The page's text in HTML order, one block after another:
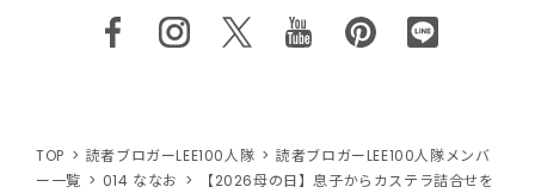
TOP 読者ブロガーLEE100人隊
読者ブロガーLEE100人隊メンバ
ー一覧
014 ななお
【2026母の日】息子からカステラ詰合せを